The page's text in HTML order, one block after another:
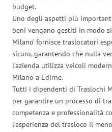
budget.
Uno degli aspetti più
beni vengano gestiti in modo
Milano’ fornisce traslocatori
sicuro, garantendo che nulla
l’azienda utilizza veicoli
Milano a Edirne.
Tutti i dipendenti di Traslochi
per garantire un processo di
competenza e professionalità
l’esperienza del trasloco il